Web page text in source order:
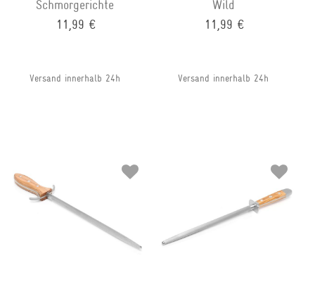
Schmorgerichte
11,99 €
Versand innerhalb 24h
Wild
11,99 €
Versand innerhalb 24h